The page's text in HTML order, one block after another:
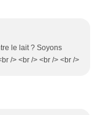
le lait ? Soyons
/> <br /> <br /> <br />